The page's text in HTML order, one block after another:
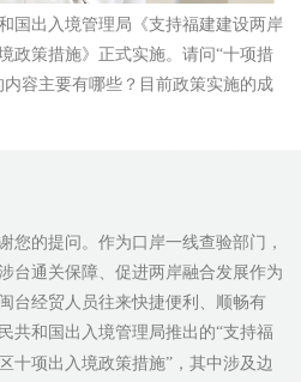
国出入境管理局《支持福建建设两岸
政策措施》正式实施。请问“十项措
容主要有哪些？目前政策实施的成
您的提问。作为口岸一线查验部门，
台通关保障、促进两岸融合发展作为
台经贸人员往来快捷便利、顺畅有
共和国出入境管理局推出的“支持福
十项出入境政策措施”，其中涉及边